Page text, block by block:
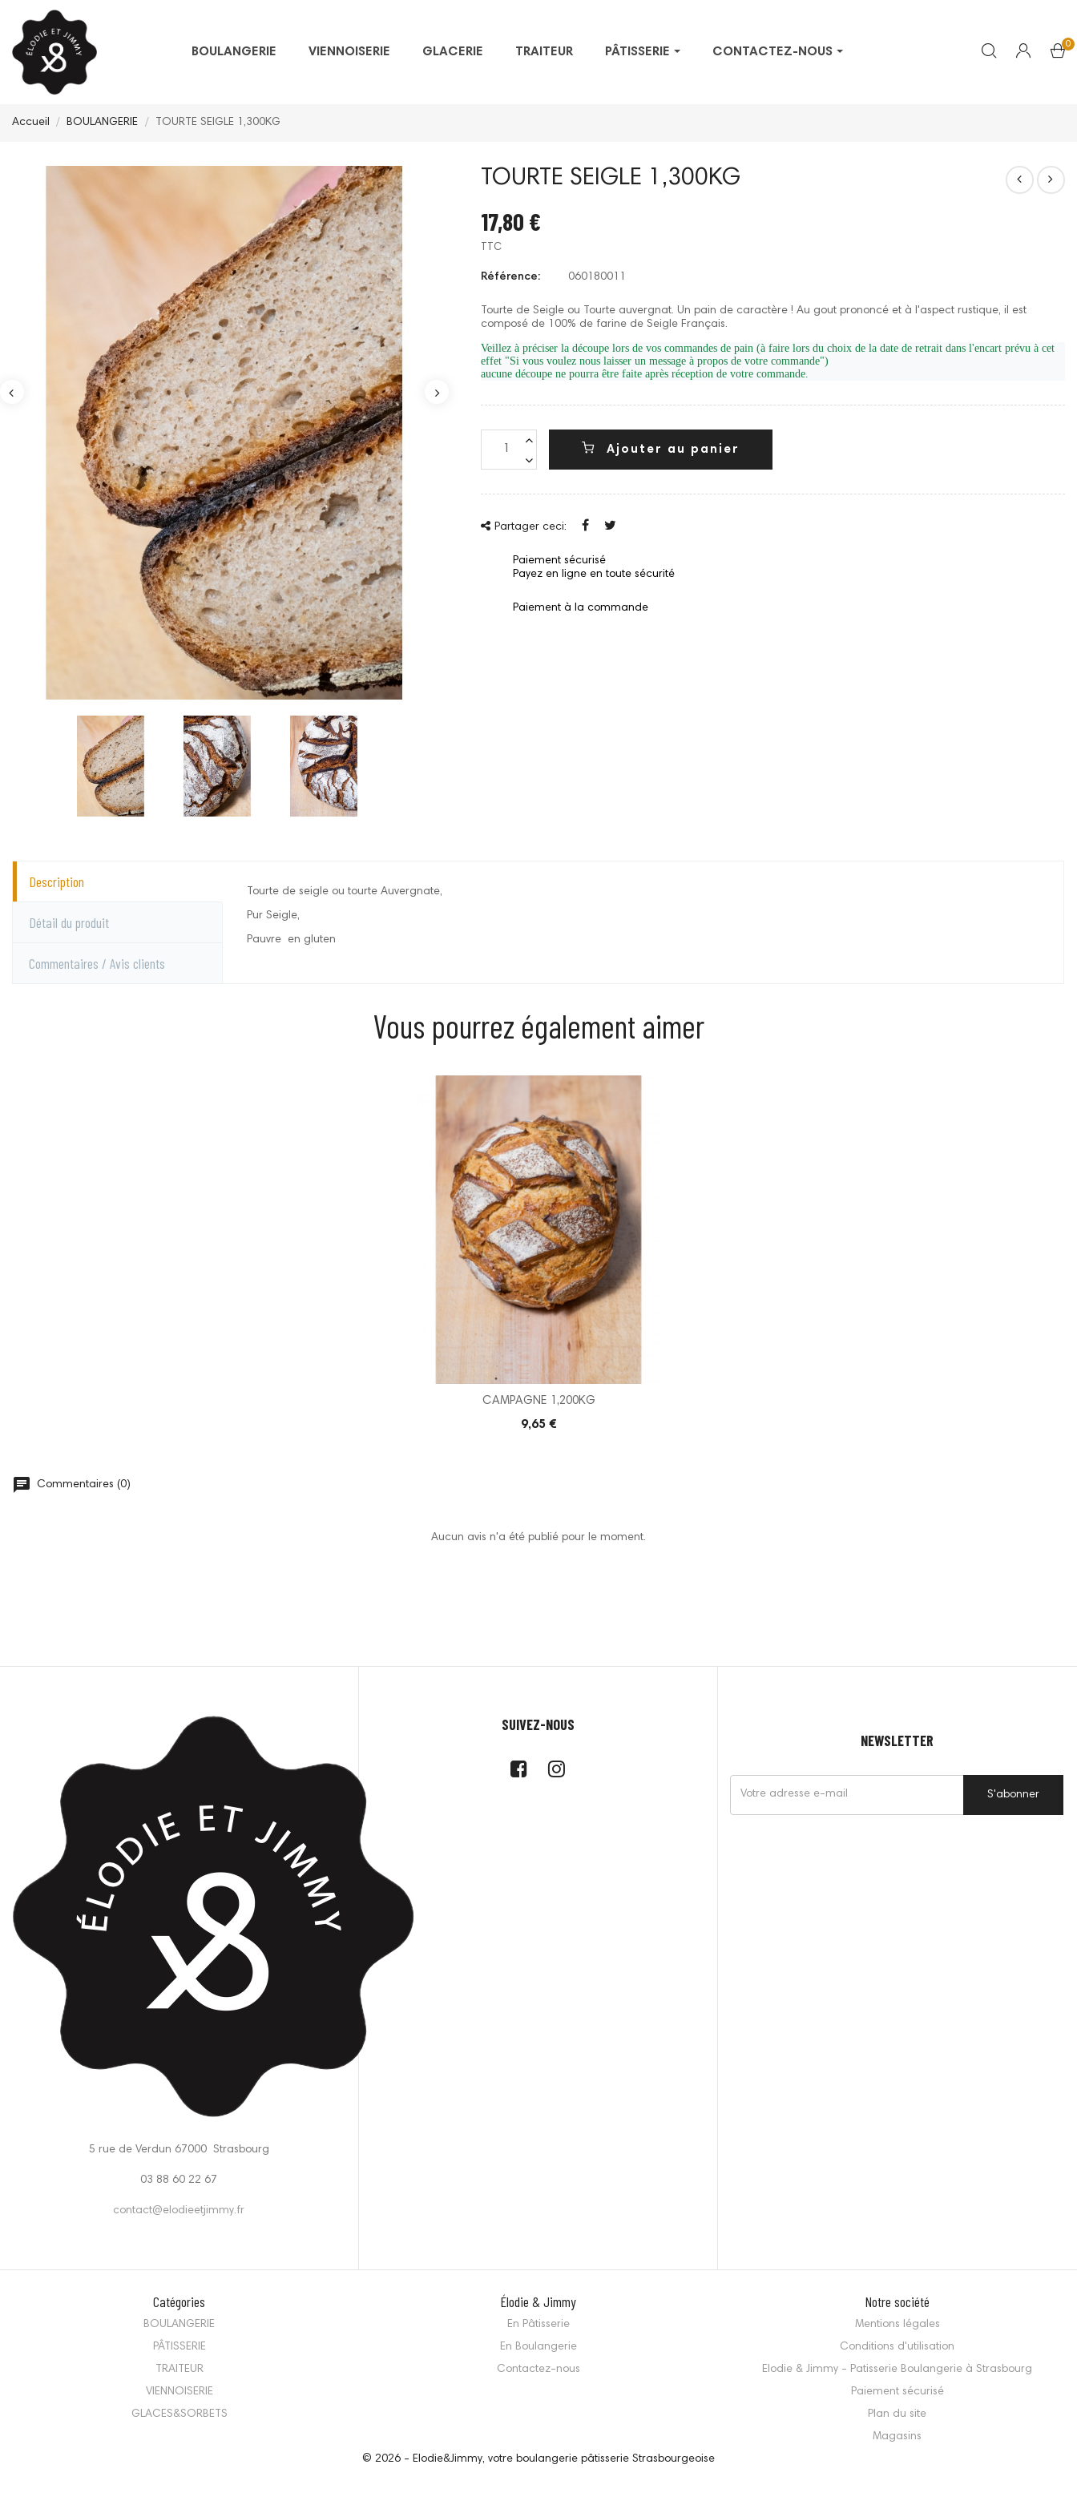
BOULANGERIE VIENNOISERIE GLACERIE TRAITEUR PÂTISSERIE CONTACTEZ-NOUS
0
Accueil BOULANGERIE TOURTE SEIGLE 1,300KG
TOURTE SEIGLE 1,300KG
17,80 €
TTC
Référence: 060180011
Tourte de Seigle ou Tourte auvergnat. Un pain de caractère ! Au gout prononcé et à l'aspect rustique, il est
composé de 100% de farine de Seigle Français.
Veillez à préciser la découpe lors de vos commandes de pain (à faire lors du choix de la date de retrait dans l'encart prévu à cet
effet "Si vous voulez nous laisser un message à propos de votre commande")
aucune découpe ne pourra être faite après réception de votre commande.
Ajouter au panier
Partager ceci:
Paiement sécurisé
Payez en ligne en toute sécurité
Paiement à la commande
Description
Détail du produit
Commentaires / Avis clients
Tourte de seigle ou tourte Auvergnate,
Pur Seigle,
Pauvre en gluten
Faible teneur en Gluten - de 7%
Vous pourrez également aimer
CAMPAGNE 1,200KG
9,65 €
Commentaires (0)
Aucun avis n'a été publié pour le moment.
5 rue de Verdun 67000 Strasbourg
03 88 60 22 67
contact@elodieetjimmy.fr
SUIVEZ-NOUS
NEWSLETTER
S'abonner
Catégories
BOULANGERIE
PÂTISSERIE
TRAITEUR
VIENNOISERIE
GLACES&SORBETS
Élodie & Jimmy
En Pâtisserie
En Boulangerie
Contactez-nous
Notre société
Mentions légales
Conditions d'utilisation
Elodie & Jimmy - Patisserie Boulangerie à Strasbourg
Paiement sécurisé
Plan du site
Magasins
© 2026 - Elodie&Jimmy, votre boulangerie pâtisserie Strasbourgeoise